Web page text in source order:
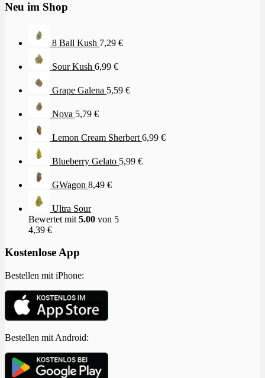
Neu im Shop
8 Ball Kush 7,29 €
Sour Kush 6,99 €
Grape Galena 5,59 €
Nova 5,79 €
Lemon Cream Sherbert 6,99 €
Blueberry Gelato 5,99 €
GWagon 8,49 €
Ultra Sour
Bewertet mit 5.00 von 5
4,39 €
Kostenlose App
Bestellen mit iPhone:
Bestellen mit Android: